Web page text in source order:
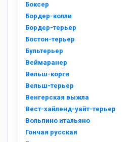
Боксер
Бордер-колли
Бордер-терьер
Бостон-терьер
Бультерьер
Веймаранер
Вельш-корги
Вельш-терьер
Венгерская выжла
Вест-хайленд-уайт-терьер
Вольпино итальяно
Гончая русская